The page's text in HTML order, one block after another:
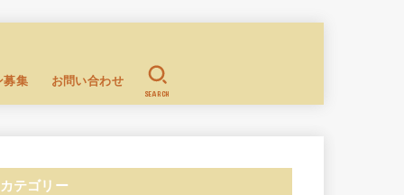
募集 お問い合わせ
SEARCH
カテゴリー